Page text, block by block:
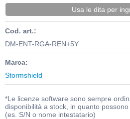
Usa le dita per
Cod. art.:
DM-ENT-RGA-REN+5Y
Marca:
Stormshield
*Le licenze software sono sempre
disponibilità a stock, in quanto
(es. S/N o nome intestatario)